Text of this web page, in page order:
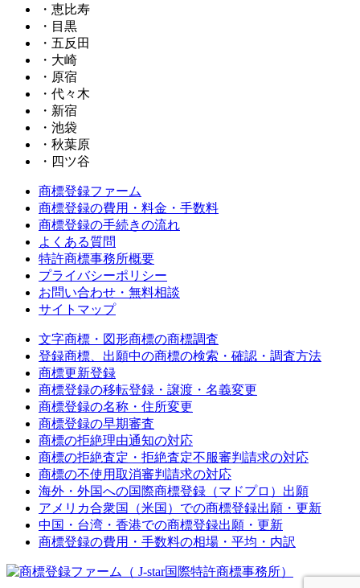
・恵比寿
・目黒
・五反田
・大崎
・原宿
・代々木
・新宿
・池袋
・秋葉原
・四ツ谷
商標登録ファーム
商標登録の費用・料金・手数料
商標登録の手続きの流れ
よくある質問
特許商標事務所概要
プライバシーポリシー
お問い合わせ・無料相談
サイトマップ
文字商標・図形商標の商標調査
登録商標、出願中の商標の検索・確認・調査方法
商標更新登録
商標登録の移転登録・譲渡・名義変更
商標登録の名称・住所変更
商標登録の早期審査
商標の拒絶理由通知の対応
商標の拒絶査定・拒絶査定不服審判請求の対応
商標の不使用取消審判請求の対応
海外・外国への国際商標登録（マドプロ）出願
アメリカ合衆国（米国）での商標登録出願・更新
中国・台湾・香港での商標登録出願・更新
商標登録の費用・手数料の相場・平均・内訳